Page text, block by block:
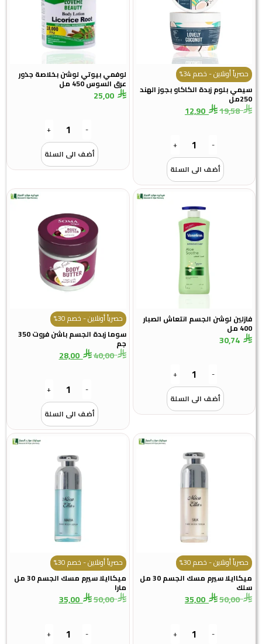
حصرياً أونلاين - خصم 34%
سيمي بلوم زبدة الكاكاو بجوز الهند
250مل
19,58
12,90
-
+
أضف الى السلة
لوفمي بيوتي لوشن بخلاصة جذور
عرق السوس 450 مل
25,00
-
+
أضف الى السلة
فازلين لوشن الجسم انتعاش الصبار
400 مل
30,74
-
+
أضف الى السلة
حصرياً أونلاين - خصم 30%
سوما زبدة الجسم باشن فروت 350
جم
40,00
28,00
-
+
أضف الى السلة
حصرياً أونلاين - خصم 30%
ميكاايلا سيرم مسك الجسم 30 مل
سلك
50,00
35,00
-
+
حصرياً أونلاين - خصم 30%
ميكاايلا سيرم مسك الجسم 30 مل
مارا
50,00
35,00
-
+